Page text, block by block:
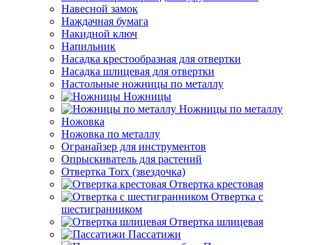
Навесной замок
Наждачная бумага
Накидной ключ
Напильник
Насадка крестообразная для отвертки
Насадка шлицевая для отвертки
Настольные ножницы по металлу
Ножницы
Ножницы по металлу
Ножовка
Ножовка по металлу
Огранайзер для инструментов
Опрыскиватель для растений
Отвертка Torx (звездочка)
Отвертка крестовая
Отвертка с
шестигранником
Отвертка шлицевая
Пассатижи